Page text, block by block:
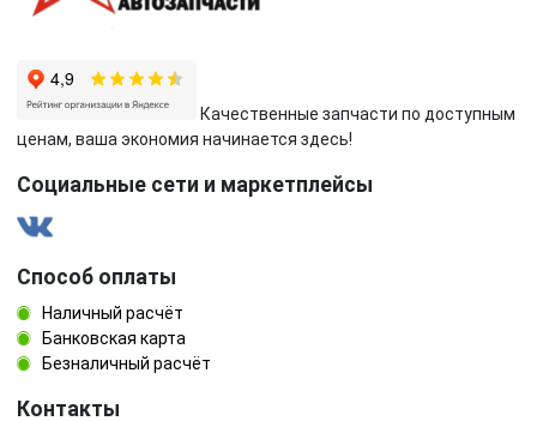
Качественные запчасти по доступным
ценам, ваша экономия начинается здесь!
Социальные сети и маркетплейсы
Способ оплаты
Наличный расчёт
Банковская карта
Безналичный расчёт
Контакты